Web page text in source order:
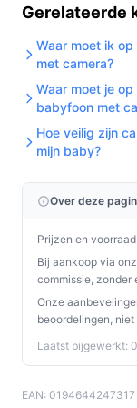
Controleer
juist
beide modi
Controleer
aansluiten
een
2K HD:
handig om
4,5"
vaste
Gerelateerde
Waar moet ik
met camera?
Waar moet je
babyfoon met
Hoe veilig zijn
mijn baby?
Over deze
Prijzen en
Bij aankoop via
commissie, zonder
Onze
beoordelingen,
Laatst bijgewerkt:
EAN: 0194644247317